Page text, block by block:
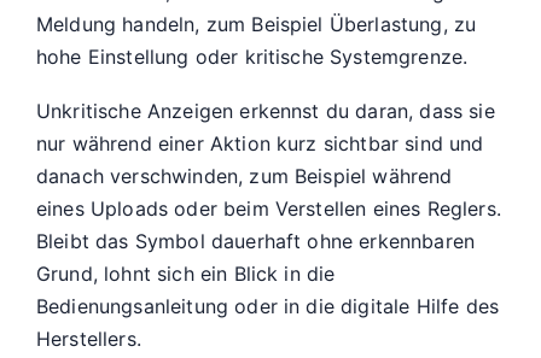
Meldung handeln, zum Beispiel Überlastung, zu
hohe Einstellung oder kritische Systemgrenze.
Unkritische Anzeigen erkennst du daran, dass sie
nur während einer Aktion kurz sichtbar sind und
danach verschwinden, zum Beispiel während
eines Uploads oder beim Verstellen eines Reglers.
Bleibt das Symbol dauerhaft ohne erkennbaren
Grund, lohnt sich ein Blick in die
Bedienungsanleitung oder in die digitale Hilfe des
Herstellers.